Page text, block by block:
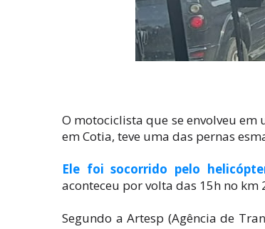
O motociclista que se envolveu
em Cotia, teve uma das pernas
Ele foi socorrido pelo
aconteceu por volta das 15h no km
Segundo a Artesp (Agência de